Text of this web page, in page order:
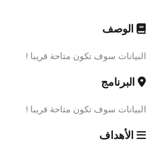
الوصف
البيانات سوف تكون متاحة قريبا !
البرنامج
البيانات سوف تكون متاحة قريبا !
الأهداف